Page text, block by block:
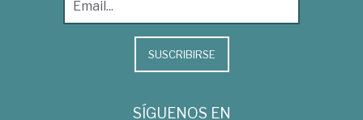
SUSCRIBIRSE
SÍGUENOS EN